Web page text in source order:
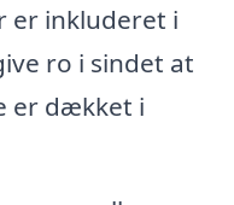
er inkluderet i
ro i sindet at
er dækket i